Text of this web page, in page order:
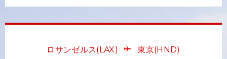
ロサンゼルス(LAX) 東京(HND)